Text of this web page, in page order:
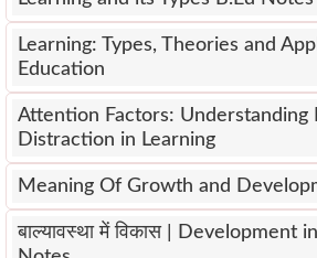
Learning: Types, Theories and
Education
Attention Factors: Understanding
Distraction in Learning
Meaning Of Growth and
बाल्यावस्था में विकास | Development